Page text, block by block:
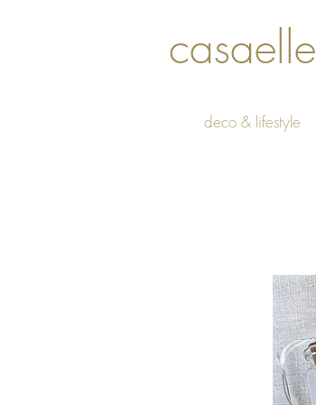
casaelle
deco & lifestyle